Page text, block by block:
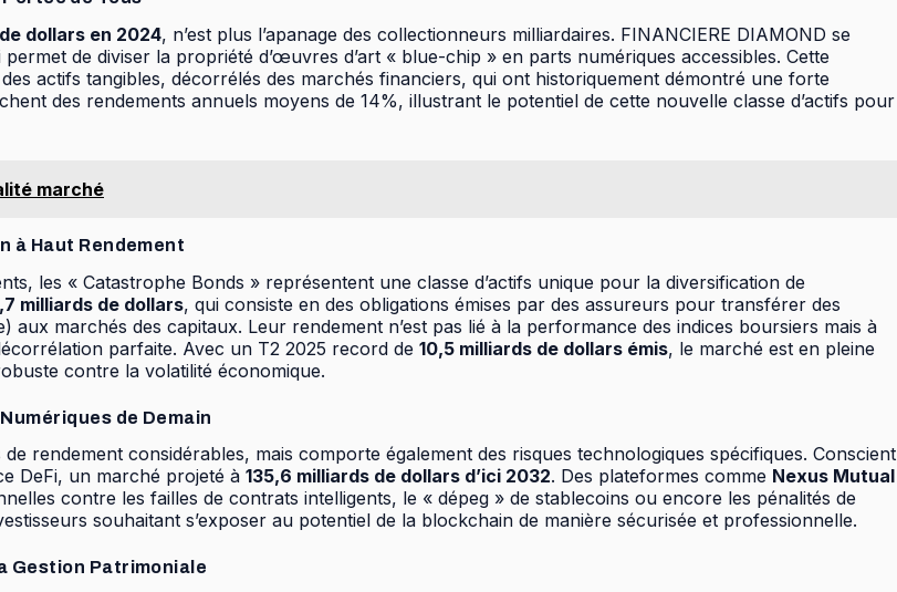
dollars en 2024, n’est plus l’apanage des collectionneurs milliardaires. FINANCIERE DIAMOND se
de diviser la propriété d’œuvres d’art « blue-chip » en parts numériques accessibles. Cette
actifs tangibles, décorrélés des marchés financiers, qui ont historiquement démontré une forte
des rendements annuels moyens de 14%, illustrant le potentiel de cette nouvelle classe d’actifs pour
marché
à Haut Rendement
les « Catastrophe Bonds » représentent une classe d’actifs unique pour la diversification de
milliards de dollars, qui consiste en des obligations émises par des assureurs pour transférer des
marchés des capitaux. Leur rendement n’est pas lié à la performance des indices boursiers mais à
parfaite. Avec un T2 2025 record de 10,5 milliards de dollars émis, le marché est en pleine
contre la volatilité économique.
de Demain
rendement considérables, mais comporte également des risques technologiques spécifiques. Conscient
DeFi, un marché projeté à 135,6 milliards de dollars d’ici 2032. Des plateformes comme Nexus Mutual
contre les failles de contrats intelligents, le « dépeg » de stablecoins ou encore les pénalités de
souhaitant s’exposer au potentiel de la blockchain de manière sécurisée et professionnelle.
Gestion Patrimoniale